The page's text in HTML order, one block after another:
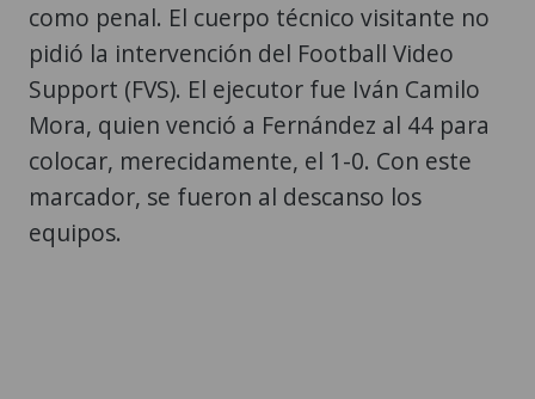
como penal. El cuerpo técnico visitante no
pidió la intervención del Football Video
Support (FVS). El ejecutor fue Iván Camilo
Mora, quien venció a Fernández al 44 para
colocar, merecidamente, el 1-0. Con este
marcador, se fueron al descanso los
equipos.